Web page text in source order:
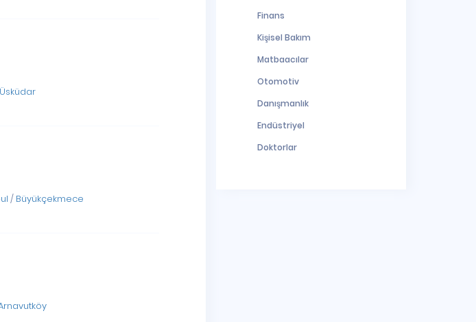
Üsküdar
/ Büyükçekmece
Finans
Kişisel Bakım
Matbaacılar
Otomotiv
Danışmanlık
Endüstriyel
Doktorlar